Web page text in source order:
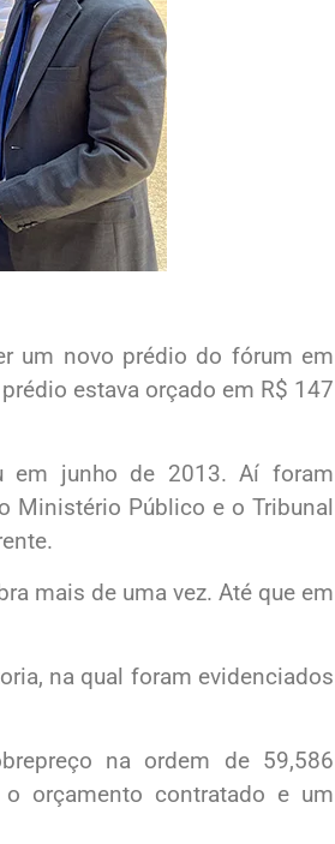
um novo prédio do fórum em
estava orçado em R$ 147
em junho de 2013. Aí foram
Ministério Público e o Tribunal
mais de uma vez. Até que em
na qual foram evidenciados
na ordem de 59,586
orçamento contratado e um